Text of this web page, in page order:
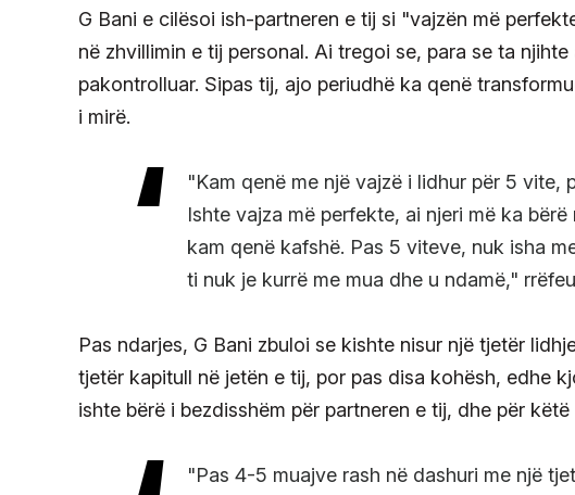
G Bani e cilësoi ish-partneren e tij si "vajzën më
në zhvillimin e tij personal. Ai tregoi se, para se ta
pakontrolluar. Sipas tij, ajo periudhë ka qenë
i mirë.
"Kam qenë me një vajzë i lidhur për 5 vite,
Ishte vajza më perfekte, ai njeri më ka
kam qenë kafshë. Pas 5 viteve, nuk isha
ti nuk je kurrë me mua dhe u ndamë,"
Pas ndarjes, G Bani zbuloi se kishte nisur një tjetër
tjetër kapitull në jetën e tij, por pas disa kohësh, edhe
ishte bërë i bezdisshëm për partneren e tij, dhe për
"Pas 4-5 muajve rash në dashuri me një